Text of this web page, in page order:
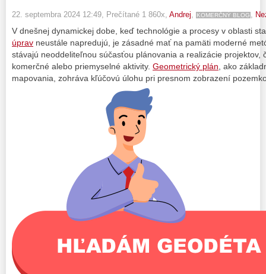
22. septembra 2024 12:49 , Prečítané 1 860x, Andrej KOMERČNÝ BLOG
V dnešnej dynamickej dobe, keď technológie a procesy v oblasti
úprav neustále napredujú, je zásadné mať na pamäti moderné
stávajú neoddeliteľnou súčasťou plánovania a realizácie projektov,
komerčné alebo priemyselné aktivity. Geometrický plán , ako
mapovania, zohráva kľúčovú úlohu pri presnom zobrazení